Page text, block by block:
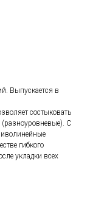
Выпускается в
состыковать
(разноуровневые). С
гибкого
укладки всех